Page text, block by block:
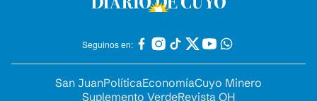
Seguinos en:
San JuanPolíticaEconomíaCuyo Minero
Suplemento VerdeRevista OH